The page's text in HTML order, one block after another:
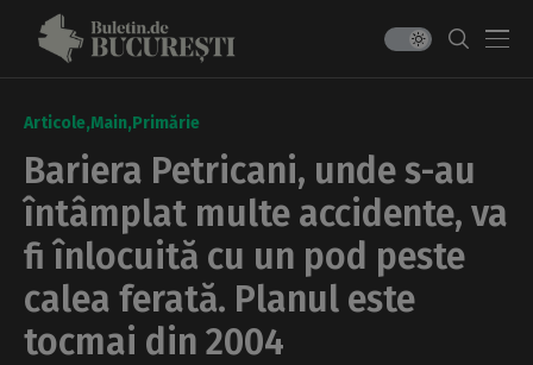
Articole Main Primărie
Bariera Petricani, unde s-au
întâmplat multe accidente, va
fi înlocuită cu un pod peste
calea ferată. Planul este
tocmai din 2004